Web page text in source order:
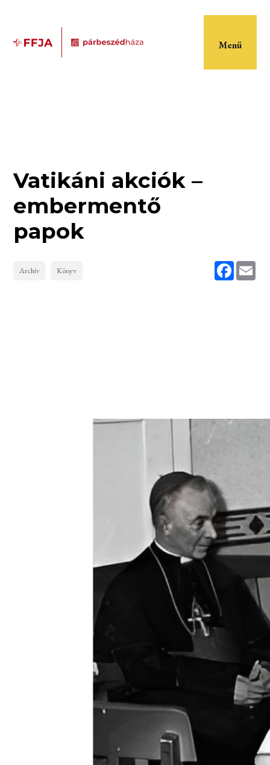
Menü
Vatikáni akciók –
embermentő
papok
Facebook
Archív Könyv